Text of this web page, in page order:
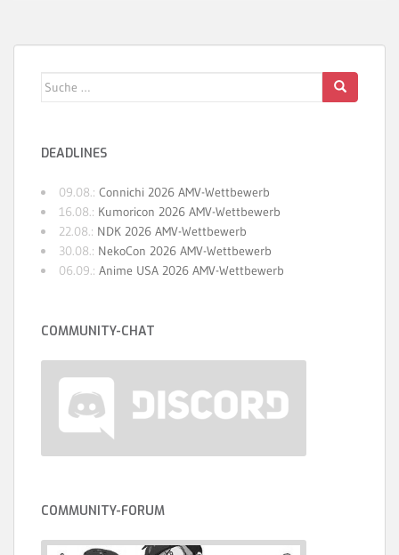
Suche
DEADLINES
09.08.: Connichi 2026 AMV-Wettbewerb
16.08.: Kumoricon 2026 AMV-Wettbewerb
22.08.: NDK 2026 AMV-Wettbewerb
30.08.: NekoCon 2026 AMV-Wettbewerb
06.09.: Anime USA 2026 AMV-Wettbewerb
COMMUNITY-CHAT
COMMUNITY-FORUM